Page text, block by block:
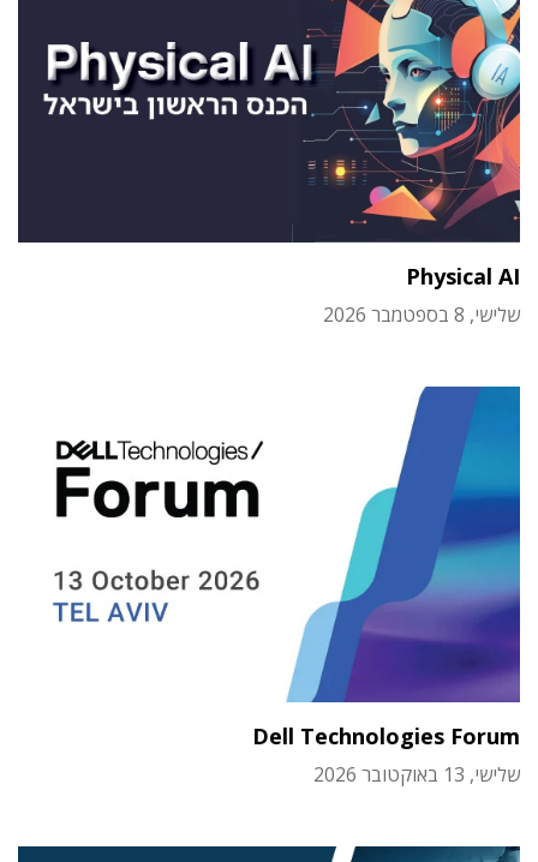
Physical AI
שלישי, 8 בספטמבר 2026
Dell Technologies Forum
שלישי, 13 באוקטובר 2026